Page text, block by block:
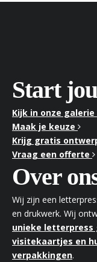
Start
Kijk in onze galerie
Maak je keuze
Krijg gratis
Vraag een offerte
Over
Wij zijn een
en drukwerk. Wij
unieke
visitekaartjes en
verpakkingen.